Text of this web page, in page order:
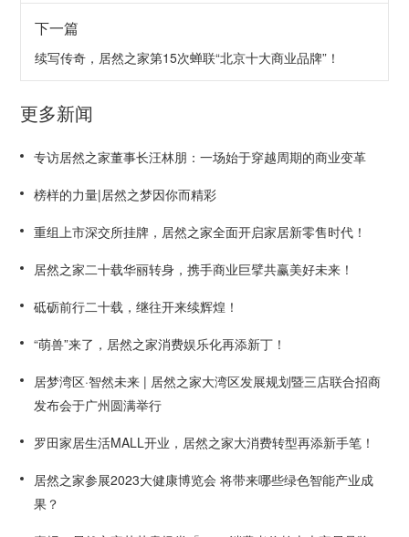
下一篇
续写传奇，居然之家第15次蝉联“北京十大商业品牌”！
更多新闻
专访居然之家董事长汪林朋：一场始于穿越周期的商业变革
榜样的力量|居然之梦因你而精彩
重组上市深交所挂牌，居然之家全面开启家居新零售时代！
居然之家二十载华丽转身，携手商业巨擘共赢美好未来！
砥砺前行二十载，继往开来续辉煌！
“萌兽”来了，居然之家消费娱乐化再添新丁！
居梦湾区·智然未来 | 居然之家大湾区发展规划暨三店联合招商
发布会于广州圆满举行
罗田家居生活MALL开业，居然之家大消费转型再添新手笔！
居然之家参展2023大健康博览会 将带来哪些绿色智能产业成
果？